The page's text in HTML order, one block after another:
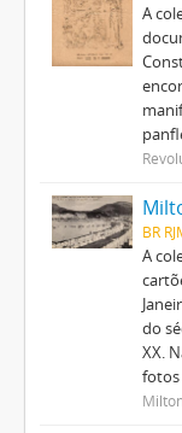
A
BR
A
do
XX.